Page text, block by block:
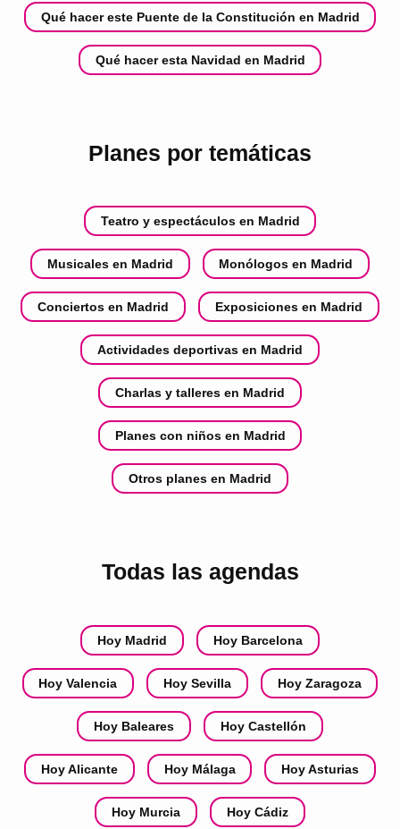
Qué hacer este Puente de la Constitución en Madrid
Qué hacer esta Navidad en Madrid
Planes por temáticas
Teatro y espectáculos en Madrid
Musicales en Madrid Monólogos en Madrid
Conciertos en Madrid Exposiciones en Madrid
Actividades deportivas en Madrid
Charlas y talleres en Madrid
Planes con niños en Madrid
Otros planes en Madrid
Todas las agendas
Hoy Madrid Hoy Barcelona
Hoy Valencia Hoy Sevilla Hoy Zaragoza
Hoy Baleares Hoy Castellón
Hoy Alicante Hoy Málaga Hoy Asturias
Hoy Murcia Hoy Cádiz